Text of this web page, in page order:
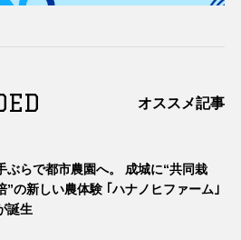
オススメ記事
ぶらで都市農園へ。 成城に“共同栽
”の新しい農体験 ｢ハナノヒファーム｣
誕生